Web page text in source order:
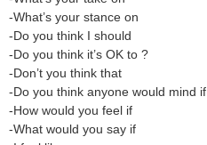
-What’s your stance on
-Do you think I should
-Do you think it’s OK to ?
-Don’t you think that
-Do you think anyone would mind if
-How would you feel if
-What would you say if